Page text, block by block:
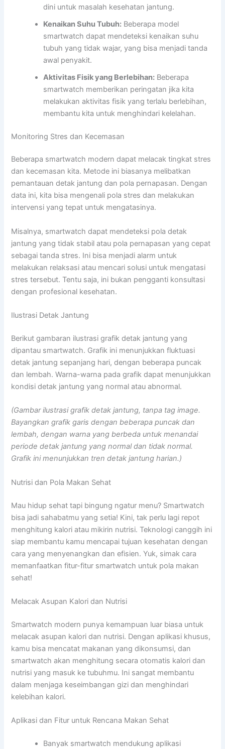
dini untuk masalah kesehatan jantung.
Kenaikan Suhu Tubuh: Beberapa model
smartwatch dapat mendeteksi kenaikan suhu
tubuh yang tidak wajar, yang bisa menjadi tanda
awal penyakit.
Aktivitas Fisik yang Berlebihan: Beberapa
smartwatch memberikan peringatan jika kita
melakukan aktivitas fisik yang terlalu berlebihan,
membantu kita untuk menghindari kelelahan.
Monitoring Stres dan Kecemasan
Beberapa smartwatch modern dapat melacak tingkat stres
dan kecemasan kita. Metode ini biasanya melibatkan
pemantauan detak jantung dan pola pernapasan. Dengan
data ini, kita bisa mengenali pola stres dan melakukan
intervensi yang tepat untuk mengatasinya.
Misalnya, smartwatch dapat mendeteksi pola detak
jantung yang tidak stabil atau pola pernapasan yang cepat
sebagai tanda stres. Ini bisa menjadi alarm untuk
melakukan relaksasi atau mencari solusi untuk mengatasi
stres tersebut. Tentu saja, ini bukan pengganti konsultasi
dengan profesional kesehatan.
Ilustrasi Detak Jantung
Berikut gambaran ilustrasi grafik detak jantung yang
dipantau smartwatch. Grafik ini menunjukkan fluktuasi
detak jantung sepanjang hari, dengan beberapa puncak
dan lembah. Warna-warna pada grafik dapat menunjukkan
kondisi detak jantung yang normal atau abnormal.
(Gambar ilustrasi grafik detak jantung, tanpa tag image.
Bayangkan grafik garis dengan beberapa puncak dan
lembah, dengan warna yang berbeda untuk menandai
periode detak jantung yang normal dan tidak normal.
Grafik ini menunjukkan tren detak jantung harian.)
Nutrisi dan Pola Makan Sehat
Mau hidup sehat tapi bingung ngatur menu? Smartwatch
bisa jadi sahabatmu yang setia! Kini, tak perlu lagi repot
menghitung kalori atau mikirin nutrisi. Teknologi canggih ini
siap membantu kamu mencapai tujuan kesehatan dengan
cara yang menyenangkan dan efisien. Yuk, simak cara
memanfaatkan fitur-fitur smartwatch untuk pola makan
sehat!
Melacak Asupan Kalori dan Nutrisi
Smartwatch modern punya kemampuan luar biasa untuk
melacak asupan kalori dan nutrisi. Dengan aplikasi khusus,
kamu bisa mencatat makanan yang dikonsumsi, dan
smartwatch akan menghitung secara otomatis kalori dan
nutrisi yang masuk ke tubuhmu. Ini sangat membantu
dalam menjaga keseimbangan gizi dan menghindari
kelebihan kalori.
Aplikasi dan Fitur untuk Rencana Makan Sehat
Banyak smartwatch mendukung aplikasi